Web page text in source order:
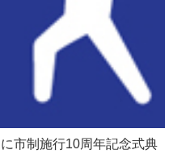
市制施行10周年記念式典